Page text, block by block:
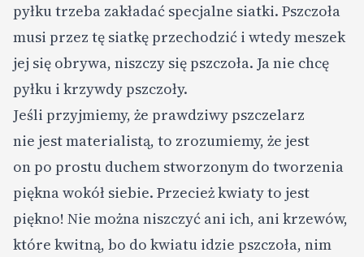
pyłku trzeba zakładać specjalne siatki. Pszczoła
musi przez tę siatkę przechodzić i wtedy meszek
jej się obrywa, niszczy się pszczoła. Ja nie chcę
pyłku i krzywdy pszczoły.
Jeśli przyjmiemy, że prawdziwy pszczelarz
nie jest materialistą, to zrozumiemy, że jest
on po prostu duchem stworzonym do tworzenia
piękna wokół siebie. Przecież kwiaty to jest
piękno! Nie można niszczyć ani ich, ani krzewów,
które kwitną, bo do kwiatu idzie pszczoła, nim